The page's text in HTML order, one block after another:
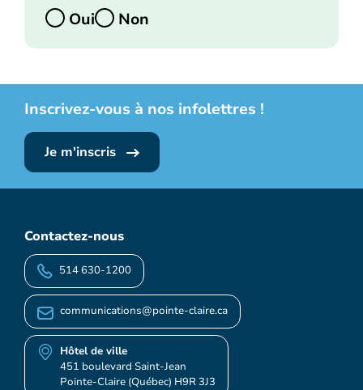
Oui
Non
Inscrivez-vous à nos infolettres !
Je m'inscris
Contactez-nous
514 630-1200
communications@pointe-claire.ca
Hôtel de ville
451 boulevard Saint-Jean
Pointe-Claire (Québec) H9R 3J3